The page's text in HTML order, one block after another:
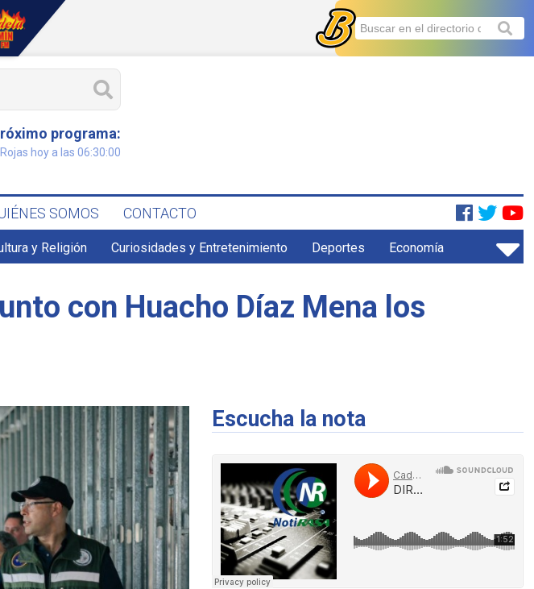
programa:
hoy a las 06:30:00
SOMOS CONTACTO
y Religión Curiosidades y Entretenimiento Deportes Economía
con Huacho Díaz Mena los
Escucha la nota